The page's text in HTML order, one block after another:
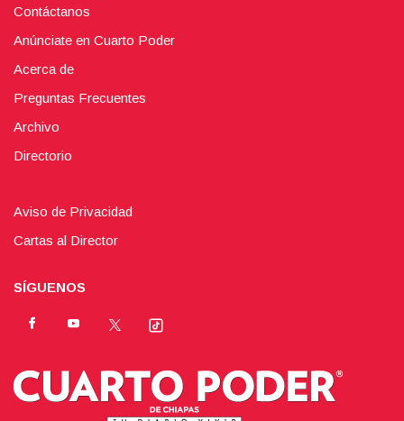
Contáctanos
Anúnciate en Cuarto Poder
Acerca de
Preguntas Frecuentes
Archivo
Directorio
Aviso de Privacidad
Cartas al Director
SÍGUENOS